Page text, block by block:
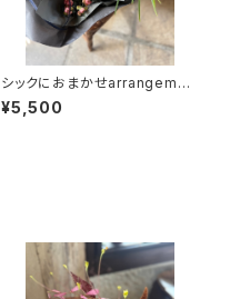
シックにおまかせarrangemen
t（TA27）
¥5,500